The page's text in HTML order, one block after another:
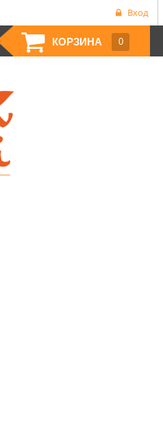
Вход
КОРЗИНА 0